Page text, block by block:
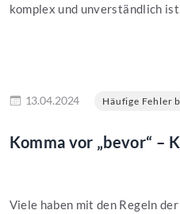
komplex und unverständlich
13.04.2024 Häufige Fehler
Komma vor „bevor“ –
Viele haben mit den Regeln